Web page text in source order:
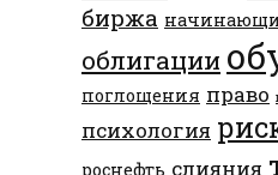
биржа
облигации
поглощения право
психология
роснефть слияния